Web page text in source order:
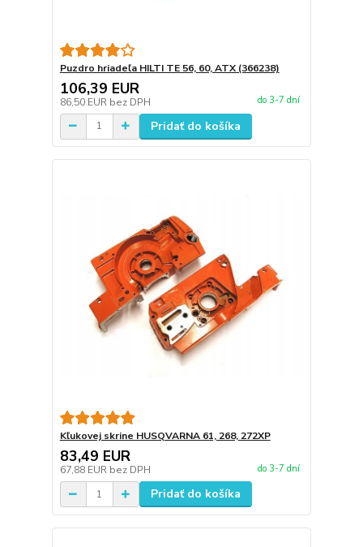
Puzdro hriadeľa HILTI TE 56, 60, ATX (366238)
106,39 EUR
86,50 EUR bez DPH do 3-7 dní
Pridať do košíka
Kľukovej skrine HUSQVARNA 61, 268, 272XP
83,49 EUR
67,88 EUR bez DPH do 3-7 dní
Pridať do košíka